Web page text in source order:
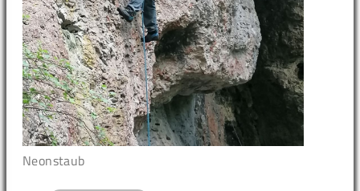
Neonstaub